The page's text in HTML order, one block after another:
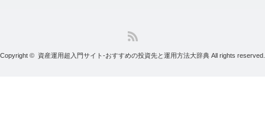
Copyright © 資産運用超入門サイト-おすすめの投資先と運用方法大辞典 All rights reserved.